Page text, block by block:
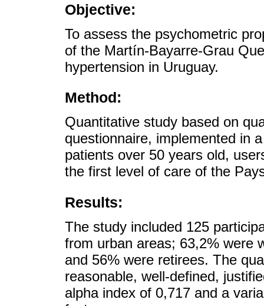
Objective:
To assess the psychometric
of the Martín-Bayarre-Grau
hypertension in Uruguay.
Method:
Quantitative study based on
questionnaire, implemented in
patients over 50 years old,
the first level of care of the
Results:
The study included 125
from urban areas; 63,2% were
and 56% were retirees. The
reasonable, well-defined,
alpha index of 0,717 and a